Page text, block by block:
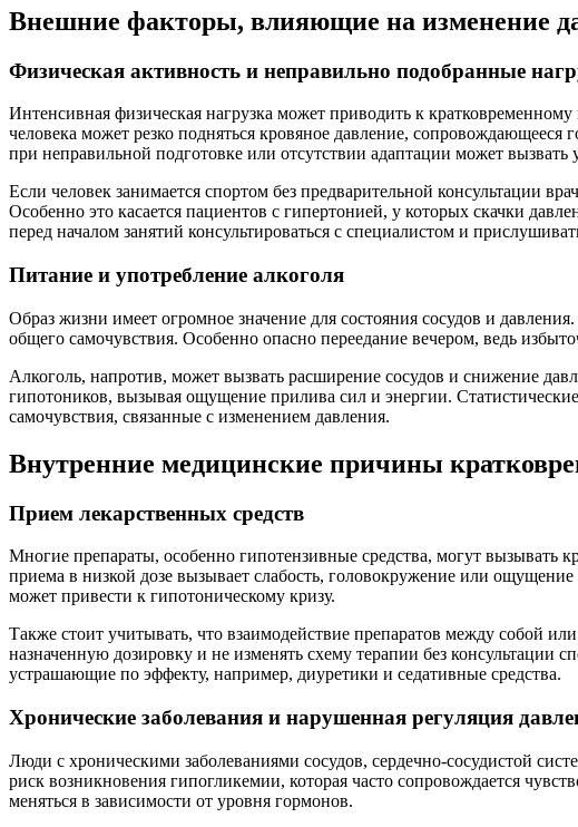
Внешние факторы, влияющие на изменение
Физическая активность и неправильно подобранные
Интенсивная физическая нагрузка может приводить к
человека может резко подняться кровяное давление,
при неправильной подготовке или отсутствии адаптации может вызвать
Если человек занимается спортом без предварительной консультации
Особенно это касается пациентов с гипертонией, у которых скачки
перед началом занятий консультироваться с специалистом и
Питание и употребление алкоголя
Образ жизни имеет огромное значение для состояния сосудов и
общего самочувствия. Особенно опасно переедание вечером, ведь
Алкоголь, напротив, может вызвать расширение сосудов и снижение
гипотоников, вызывая ощущение прилива сил и энергии.
самочувствия, связанные с изменением давления.
Внутренние медицинские причины
Прием лекарственных средств
Многие препараты, особенно гипотензивные средства, могут вызывать
приема в низкой дозе вызывает слабость, головокружение или
может привести к гипотоническому кризу.
Также стоит учитывать, что взаимодействие препаратов между собой
назначенную дозировку и не изменять схему терапии без консультации
устрашающие по эффекту, например, диуретики и седативные средства.
Хронические заболевания и нарушенная регуляция
Люди с хроническими заболеваниями сосудов, сердечно-сосудистой
риск возникновения гипогликемии, которая часто сопровождается
меняться в зависимости от уровня гормонов.